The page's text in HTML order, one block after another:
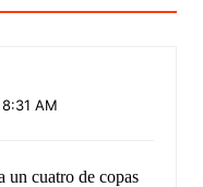
AM
un cuatro de copas